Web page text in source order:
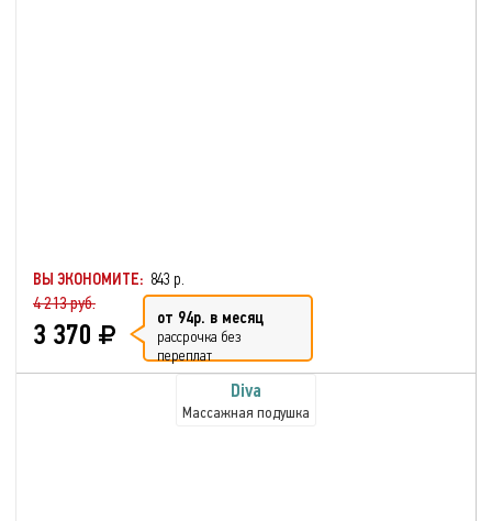
ВЫ ЭКОНОМИТЕ: 843 р.
4 213 руб.
3 370 от 94р. в месяц
рассрочка без
переплат
Diva
Массажная подушка